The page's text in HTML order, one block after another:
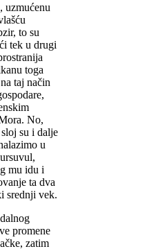
uzmućenu
to su
tek u drugi
toga
taj način
No,
su i dalje
u
mu idu i
ta dva
srednji vek.
promene
zatim